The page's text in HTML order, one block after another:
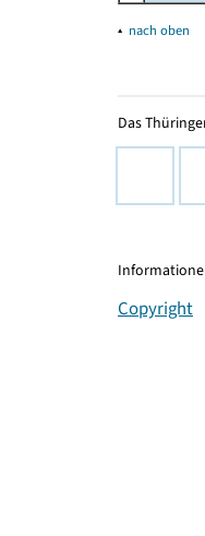
▴ nach oben
Das
Copyright